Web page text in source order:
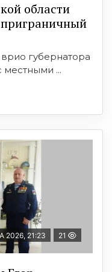
области
приграничный
губернатора
местными ...
2026, 21:23 21